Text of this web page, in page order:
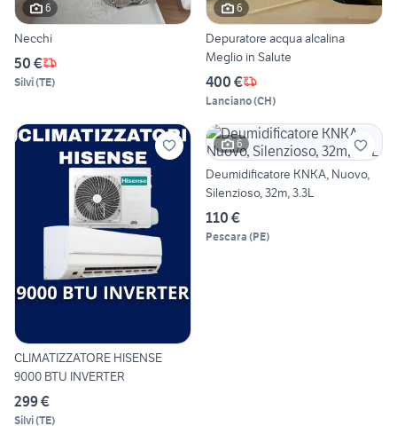
6
Necchi
50 €
Silvi(TE)
6
Depuratore acqua alcalina
Meglio in Salute
400 €
Lanciano(CH)
CLIMATIZZATORE HISENSE
9000 BTU INVERTER
299 €
Silvi(TE)
6
Deumidificatore KNKA, Nuovo,
Silenzioso, 32m, 3.3L
110 €
Pescara (PE)